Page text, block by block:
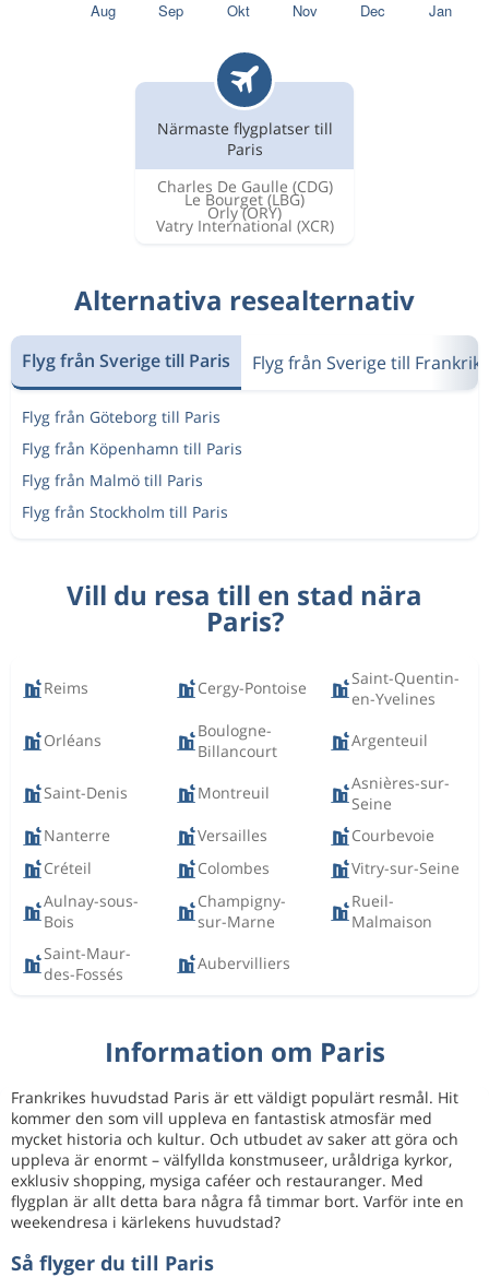
Närmaste flygplatser till
Paris
Charles De Gaulle (CDG)
Le Bourget (LBG)
Orly (ORY)
Vatry International (XCR)
Alternativa resealternativ
Flyg från Sverige till Paris Flyg från Sverige till
Flyg från Göteborg till Paris
Flyg från Köpenhamn till Paris
Flyg från Malmö till Paris
Flyg från Stockholm till Paris
Vill du resa till en stad nära
Paris?
Reims Cergy-Pontoise
Saint-Quentin-
en-Yvelines
Orléans
Boulogne-
Billancourt
Argenteuil
Saint-Denis Montreuil
Asnières-sur-
Seine
Nanterre
Versailles
Courbevoie
Créteil
Colombes
Vitry-sur-Seine
Aulnay-sous-
Bois
Champigny-
sur-Marne
Rueil-
Malmaison
Saint-Maur-
des-Fossés
Aubervilliers
Information om Paris
Frankrikes huvudstad Paris är ett väldigt populärt resmål. Hit
kommer den som vill uppleva en fantastisk atmosfär med
mycket historia och kultur. Och utbudet av saker att göra och
uppleva är enormt – välfyllda konstmuseer, uråldriga kyrkor,
exklusiv shopping, mysiga caféer och restauranger. Med
flygplan är allt detta bara några få timmar bort. Varför inte en
weekendresa i kärlekens huvudstad?
Så flyger du till Paris